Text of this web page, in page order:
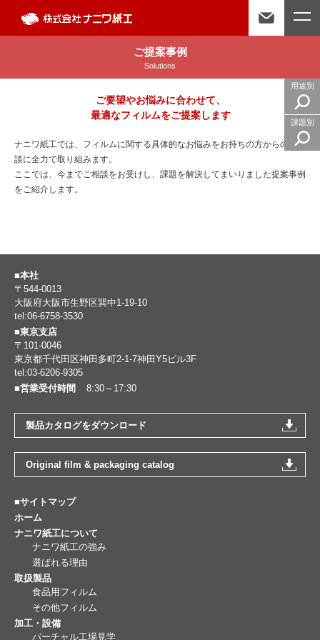
用途別
課題別
ご提案事例
Solutions
ご要望やお悩みに合わせて、
最適なフィルムをご提案します
ナニワ紙工では、フィルムに関する具体的なお悩みをお持ちの方からのご相
談に全力で取り組みます。
ここでは、今までご相談をお受けし、課題を解決してまいりました提案事例
をご紹介します。
■本社
〒544-0013
大阪府大阪市生野区巽中1-19-10
tel:06-6758-3530
■東京支店
〒101-0046
東京都千代田区神田多町2-1-7神田Y5ビル3F
tel:03-6206-9305
■営業受付時間
8:30～17:30
製品カタログをダウンロード
Original film & packaging catalog
■サイトマップ
ホーム
ナニワ紙工について
ナニワ紙工の強み
選ばれる理由
取扱製品
食品用フィルム
その他フィルム
加工・設備
バーチャル工場見学